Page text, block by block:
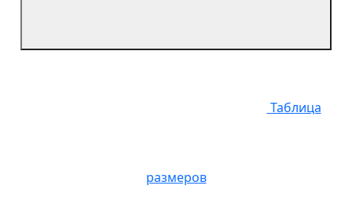
Таблица
размеров